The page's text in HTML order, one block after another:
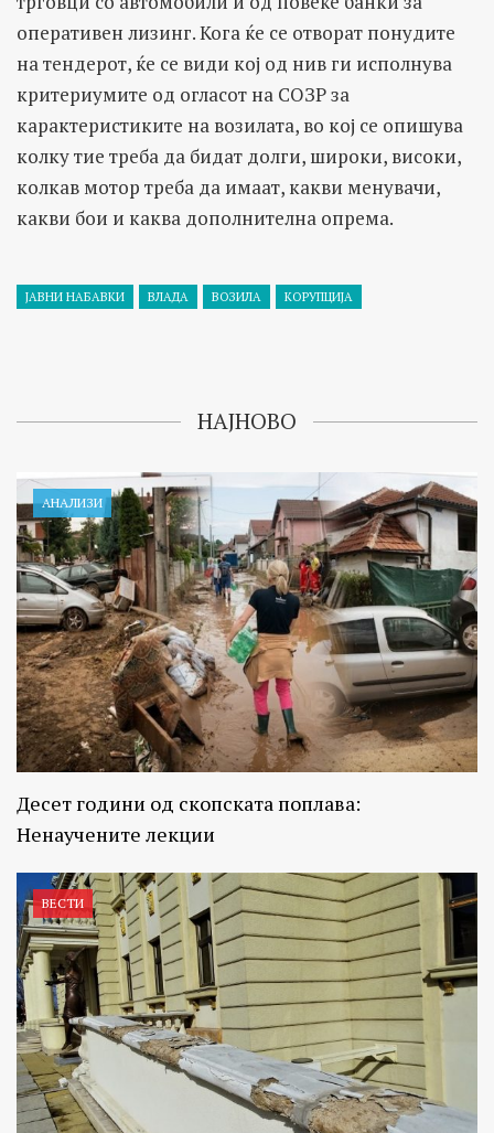
оперативен лизинг. Кога ќе се отворат понудите
на тендерот, ќе се види кој од нив ги исполнува
критериумите од огласот на СОЗР за
карактеристиките на возилата, во кој се опишува
колку тие треба да бидат долги, широки, високи,
колкав мотор треба да имаат, какви менувачи,
какви бои и каква дополнителна опрема.
ЈАВНИ НАБАВКИ ВЛАДА ВОЗИЛА КОРУПЦИЈА
НАЈНОВО
АНАЛИЗИ
Десет години од скопската поплава:
Ненаучените лекции
ВЕСТИ